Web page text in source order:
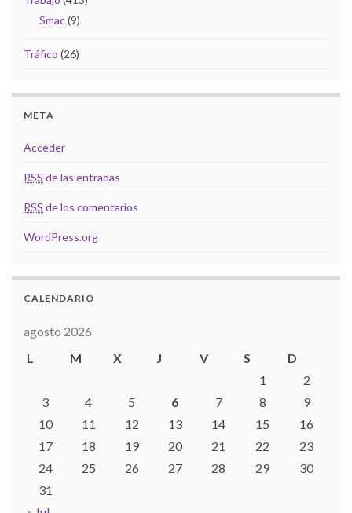
Smac(9)
Tráfico (26)
META
Acceder
RSS de las entradas
RSS de los comentarios
WordPress.org
CALENDARIO
agosto 2026
L
M X J V S D
1
2
3
4 5 6 7 8
9
10
11 12 13 14 15
16
17
18 19 20 21 22
23
24
25 26 27 28 29
30
31